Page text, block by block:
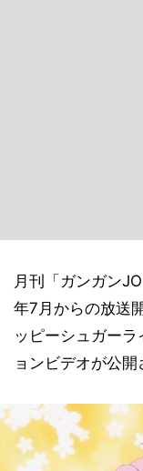
月刊「ガンガン
年7月からの放送
ッピーシュガー
ョンビデオが公開